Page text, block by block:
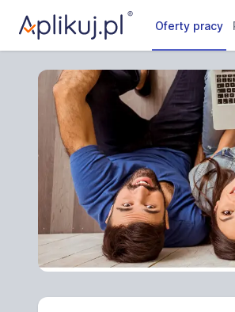
Oferty pracy